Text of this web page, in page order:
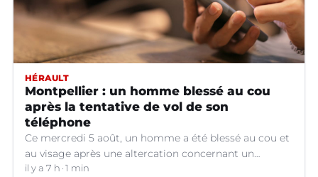
HÉRAULT
Montpellier : un homme blessé au cou
après la tentative de vol de son
téléphone
Ce mercredi 5 août, un homme a été blessé au cou et
au visage après une altercation concernant un
téléphone portable à Montpellier (Hérault).
il y a 7 h 1 min